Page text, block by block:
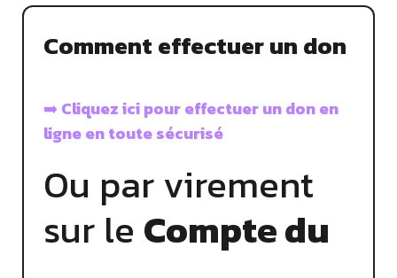
Comment effectuer un don
➡️ Cliquez ici pour effectuer un don en
ligne en toute sécurisé
Ou par virement
sur le Compte du